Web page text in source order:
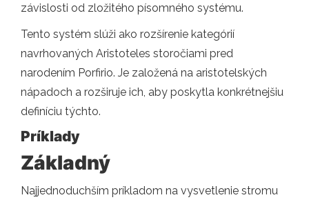
závislosti od zložitého písomného systému.
Tento systém slúži ako rozšírenie kategórií
navrhovaných Aristoteles storočiami pred
narodením Porfirio. Je založená na aristotelských
nápadoch a rozširuje ich, aby poskytla konkrétnejšiu
definíciu týchto.
Príklady
Základný
Najjednoduchším príkladom na vysvetlenie stromu